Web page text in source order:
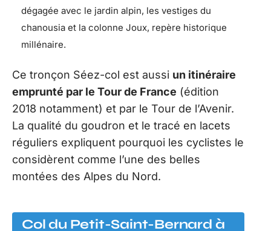
dégagée avec le jardin alpin, les vestiges du
chanousia et la colonne Joux, repère historique
millénaire.
Ce tronçon Séez-col est aussi un itinéraire
emprunté par le Tour de France (édition
2018 notamment) et par le Tour de l’Avenir.
La qualité du goudron et le tracé en lacets
réguliers expliquent pourquoi les cyclistes le
considèrent comme l’une des belles
montées des Alpes du Nord.
Col du Petit-Saint-Bernard à